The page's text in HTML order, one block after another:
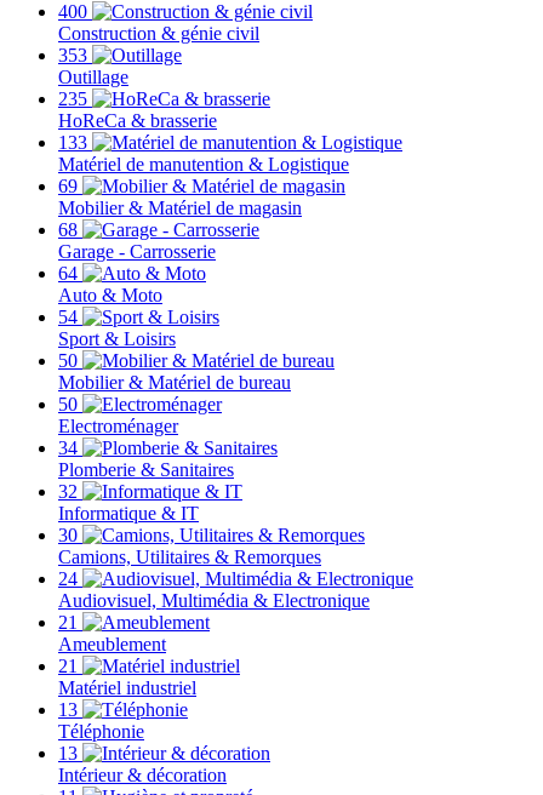
400
Construction & génie civil
353
Outillage
235
HoReCa & brasserie
133
Matériel de manutention & Logistique
69
Mobilier & Matériel de magasin
68
Garage - Carrosserie
64
Auto & Moto
54
Sport & Loisirs
50
Mobilier & Matériel de bureau
50
Electroménager
34
Plomberie & Sanitaires
32
Informatique & IT
30
Camions, Utilitaires & Remorques
24
Audiovisuel, Multimédia & Electronique
21
Ameublement
21
Matériel industriel
13
Téléphonie
13
Intérieur & décoration